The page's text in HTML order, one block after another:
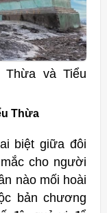
Thừa và Tiểu
Thừa
biệt giữa đôi
cho người
nào mối hoài
bản chương